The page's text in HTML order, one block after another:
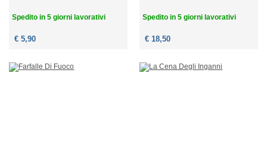
Spedito in 5 giorni lavorativi
€ 5,90
Spedito in 5 giorni lavorativi
€ 18,50